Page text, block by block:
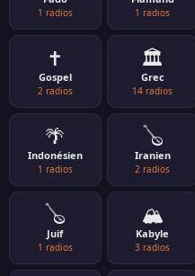
1 radios 1 radios
✝️
Gospel
2 radios
🏛️
Grec
14 radios
🌴
Indonésien
1 radios
🪕
Iranien
2 radios
🪕
Juif
1 radios
🏔️
Kabyle
3 radios